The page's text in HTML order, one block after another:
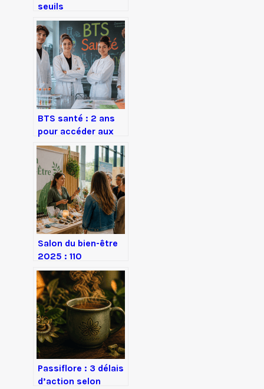
seuils
d’hémoglobine pour
évaluer votre
aptitude
professionnelle
BTS santé : 2 ans
pour accéder aux
métiers du soin
sans passer par la
fac
Salon du bien-être
2025 : 110
exposants, 40
conférences et une
méthode pour
transformer votre
quotidien
Passiflore : 3 délais
d’action selon